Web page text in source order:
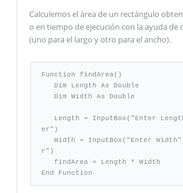
Calculemos el área de un rectángulo
o en tiempo de ejecución con la ayuda de
(uno para el largo y otro para el ancho).
Function findArea()
er")
r")
End Function